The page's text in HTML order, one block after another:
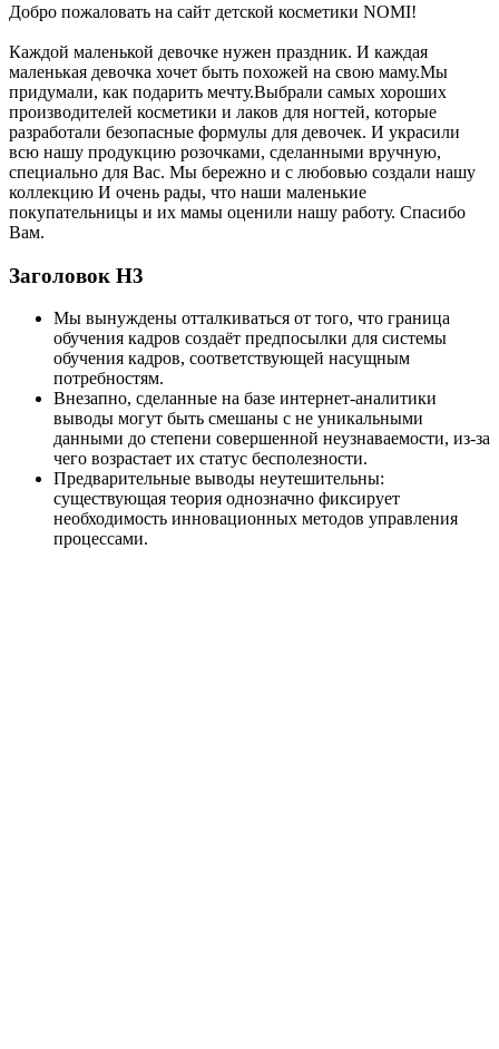
Добро пожаловать на сайт детской косметики NOMI!
Каждой маленькой девочке нужен праздник. И каждая
маленькая девочка хочет быть похожей на свою маму.Мы
придумали, как подарить мечту.Выбрали самых хороших
производителей косметики и лаков для ногтей, которые
разработали безопасные формулы для девочек. И украсили
всю нашу продукцию розочками, сделанными вручную,
специально для Вас. Мы бережно и с любовью создали нашу
коллекцию И очень рады, что наши маленькие
покупательницы и их мамы оценили нашу работу. Спасибо
Вам.
Заголовок Н3
Мы вынуждены отталкиваться от того, что граница
обучения кадров создаёт предпосылки для системы
обучения кадров, соответствующей насущным
потребностям.
Внезапно, сделанные на базе интернет-аналитики
выводы могут быть смешаны с не уникальными
данными до степени совершенной неузнаваемости, из-за
чего возрастает их статус бесполезности.
Предварительные выводы неутешительны:
существующая теория однозначно фиксирует
необходимость инновационных методов управления
процессами.